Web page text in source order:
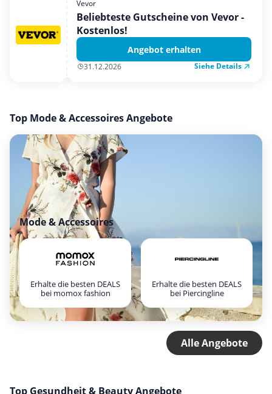
Vevor
Beliebteste Gutscheine von Vevor -
Kostenlos!
Angebot erhalten
31.12.2026 Siehe Details
Top Mode & Accessoires Angebote
Mode & Accessoires
Erhalte die besten DEALS
bei momox fashion
Erhalte die besten DEALS
bei Piercingline
Alle Angebote
Top Gesundheit & Beauty Angebote